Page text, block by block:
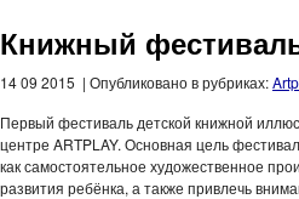
Книжный
14 09 2015 | Опубликовано в рубриках:
Первый фестиваль детской книжной
центре ARTPLAY. Основная цель
как самостоятельное художественное
развития ребёнка, а также привлечь